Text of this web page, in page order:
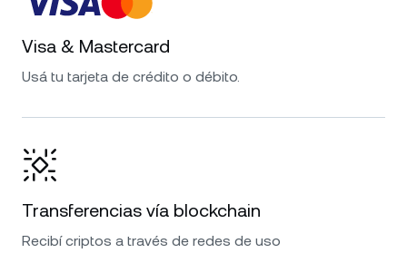
Visa & Mastercard
Usá tu tarjeta de crédito o débito.
Transferencias vía blockchain
Recibí criptos a través de redes de uso